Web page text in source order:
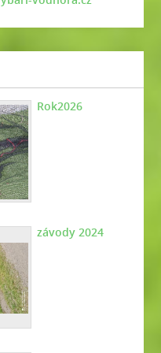
Rok2026
závody 2024